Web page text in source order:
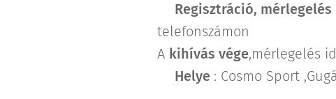
Regisztráció,
telefonszámon
A kihívás vége,mérlegelés
Helye : Cosmo Sport